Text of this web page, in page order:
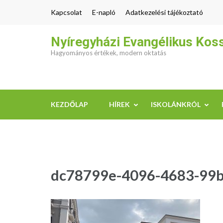
Kapcsolat E-napló Adatkezelési tájékoztató
Nyíregyházi Evangélikus
Hagyományos értékek, modern oktatás
KEZDŐLAP HÍREK ISKOLÁNKRÓL
dc78799e-4096-4683-